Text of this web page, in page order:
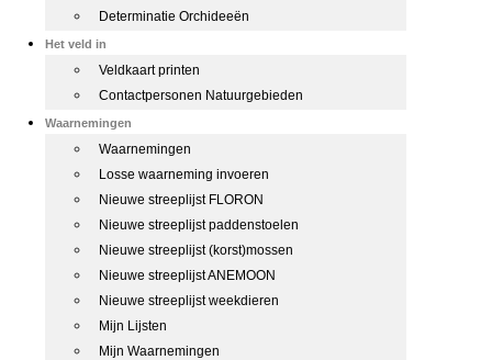
Determinatie Orchideeën
Het veld in
Veldkaart printen
Contactpersonen Natuurgebieden
Waarnemingen
Waarnemingen
Losse waarneming invoeren
Nieuwe streeplijst FLORON
Nieuwe streeplijst paddenstoelen
Nieuwe streeplijst (korst)mossen
Nieuwe streeplijst ANEMOON
Nieuwe streeplijst weekdieren
Mijn Lijsten
Mijn Waarnemingen